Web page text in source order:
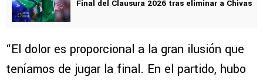
Final del Clausura 2026 tras eliminar a Chivas
“El dolor es proporcional a la gran ilusión que
teníamos de jugar la final. En el partido, hubo